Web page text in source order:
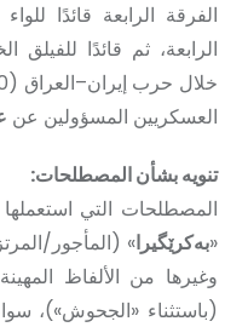
الفرقة الرابعة قائدًا
الرابعة، ثم قائدًا للفيلق
العسكريين المسؤولين عن
تنويه بشأن المصطلحات:
المصطلحات التي
«بەكرێگیرا» (المأجور/
وغيرها من الألفاظ
(باستثناء «الجحوش»)،